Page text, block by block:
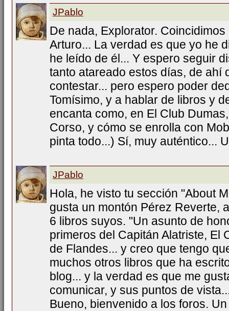
JPablo
De nada, Explorator.
Arturo... La verdad es que yo he
he leído de él... Y espero seguir
tanto atareado estos días, de ahí
contestar... pero espero poder
Tomísimo, y a hablar de libros y
encanta como, en El Club
Corso, y cómo se enrolla con
pinta todo...) Sí, muy auténtico...
JPablo
Hola, he visto tu sección "About
gusta un montón Pérez Reverte,
6 libros suyos. "Un asunto de
primeros del Capitán Alatriste, El
de Flandes... y creo que tengo
muchos otros libros que ha
blog... y la verdad es que me
comunicar, y sus puntos de
Bueno, bienvenido a los foros.